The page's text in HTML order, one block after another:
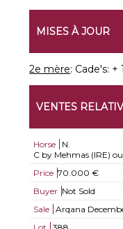
MISES À JOUR
2e mère: Cade's: +
VENTES
Horse
N.
C by Mehmas (IRE)
Price 70.000 €
Buyer Not Sold
Sale
Arqana